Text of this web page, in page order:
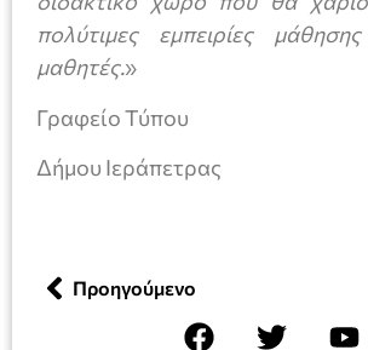
πολύτιμες εμπειρίες
μαθητές.»
Γραφείο Τύπου
Δήμου Ιεράπετρας
Προηγούμενο